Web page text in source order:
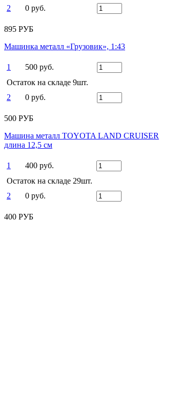
2
0 руб.
895 РУБ
Машинка металл «Грузовик», 1:43
1
500 руб.
Остаток на складе 9шт.
2
0 руб.
500 РУБ
Машина металл TOYOTA LAND CRUISER
длина 12,5 см
1
400 руб.
Остаток на складе 29шт.
2
0 руб.
400 РУБ